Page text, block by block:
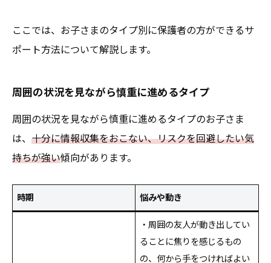
ここでは、お子さまのタイプ別に保護者の方ができるサ
ポート方法について解説します。
周囲の状況を見ながら慎重に進めるタイプ
周囲の状況を見ながら慎重に進めるタイプのお子さま
は、 十分に情報収集をおこない、リスクを回避したい気
持ちが強い傾向があります。
時期 悩みや動き
・周囲の友人が動き出してい
ることに焦りを感じるもの
の、何から手をつければよい